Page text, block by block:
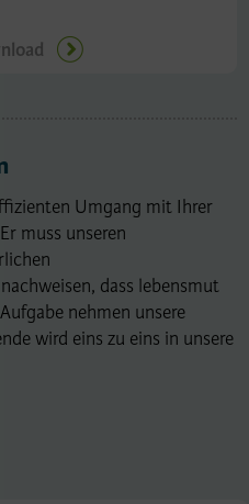
Umgang mit Ihrer
muss unseren
dass lebensmut
nehmen unsere
wird eins zu eins in unsere